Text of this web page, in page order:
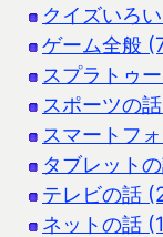
クイズいろ
ゲーム全般
スプラトゥ
スポーツの
スマートフ
タブレット
テレビの話
ネットの話